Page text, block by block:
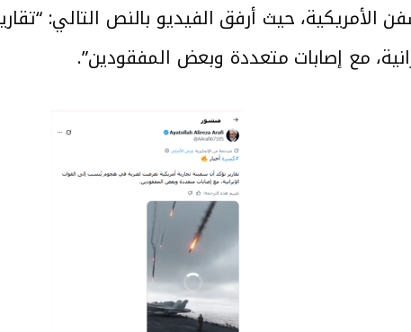
الأمريكية، حيث أرفق الفيديو بالنص التالي:
مع إصابات متعددة وبعض المفقودين”.